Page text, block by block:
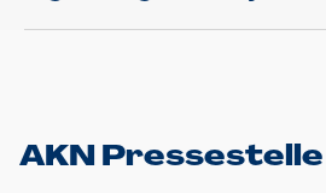
AKN Pressestelle